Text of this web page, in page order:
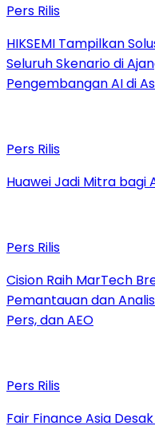
Pers Rilis
HIKSEMI Tampilkan
Seluruh Skenario di
Pengembangan AI di
Pers Rilis
Huawei Jadi Mitra bagi
Pers Rilis
Cision Raih MarTech
Pemantauan dan
Pers, dan AEO
Pers Rilis
Fair Finance Asia